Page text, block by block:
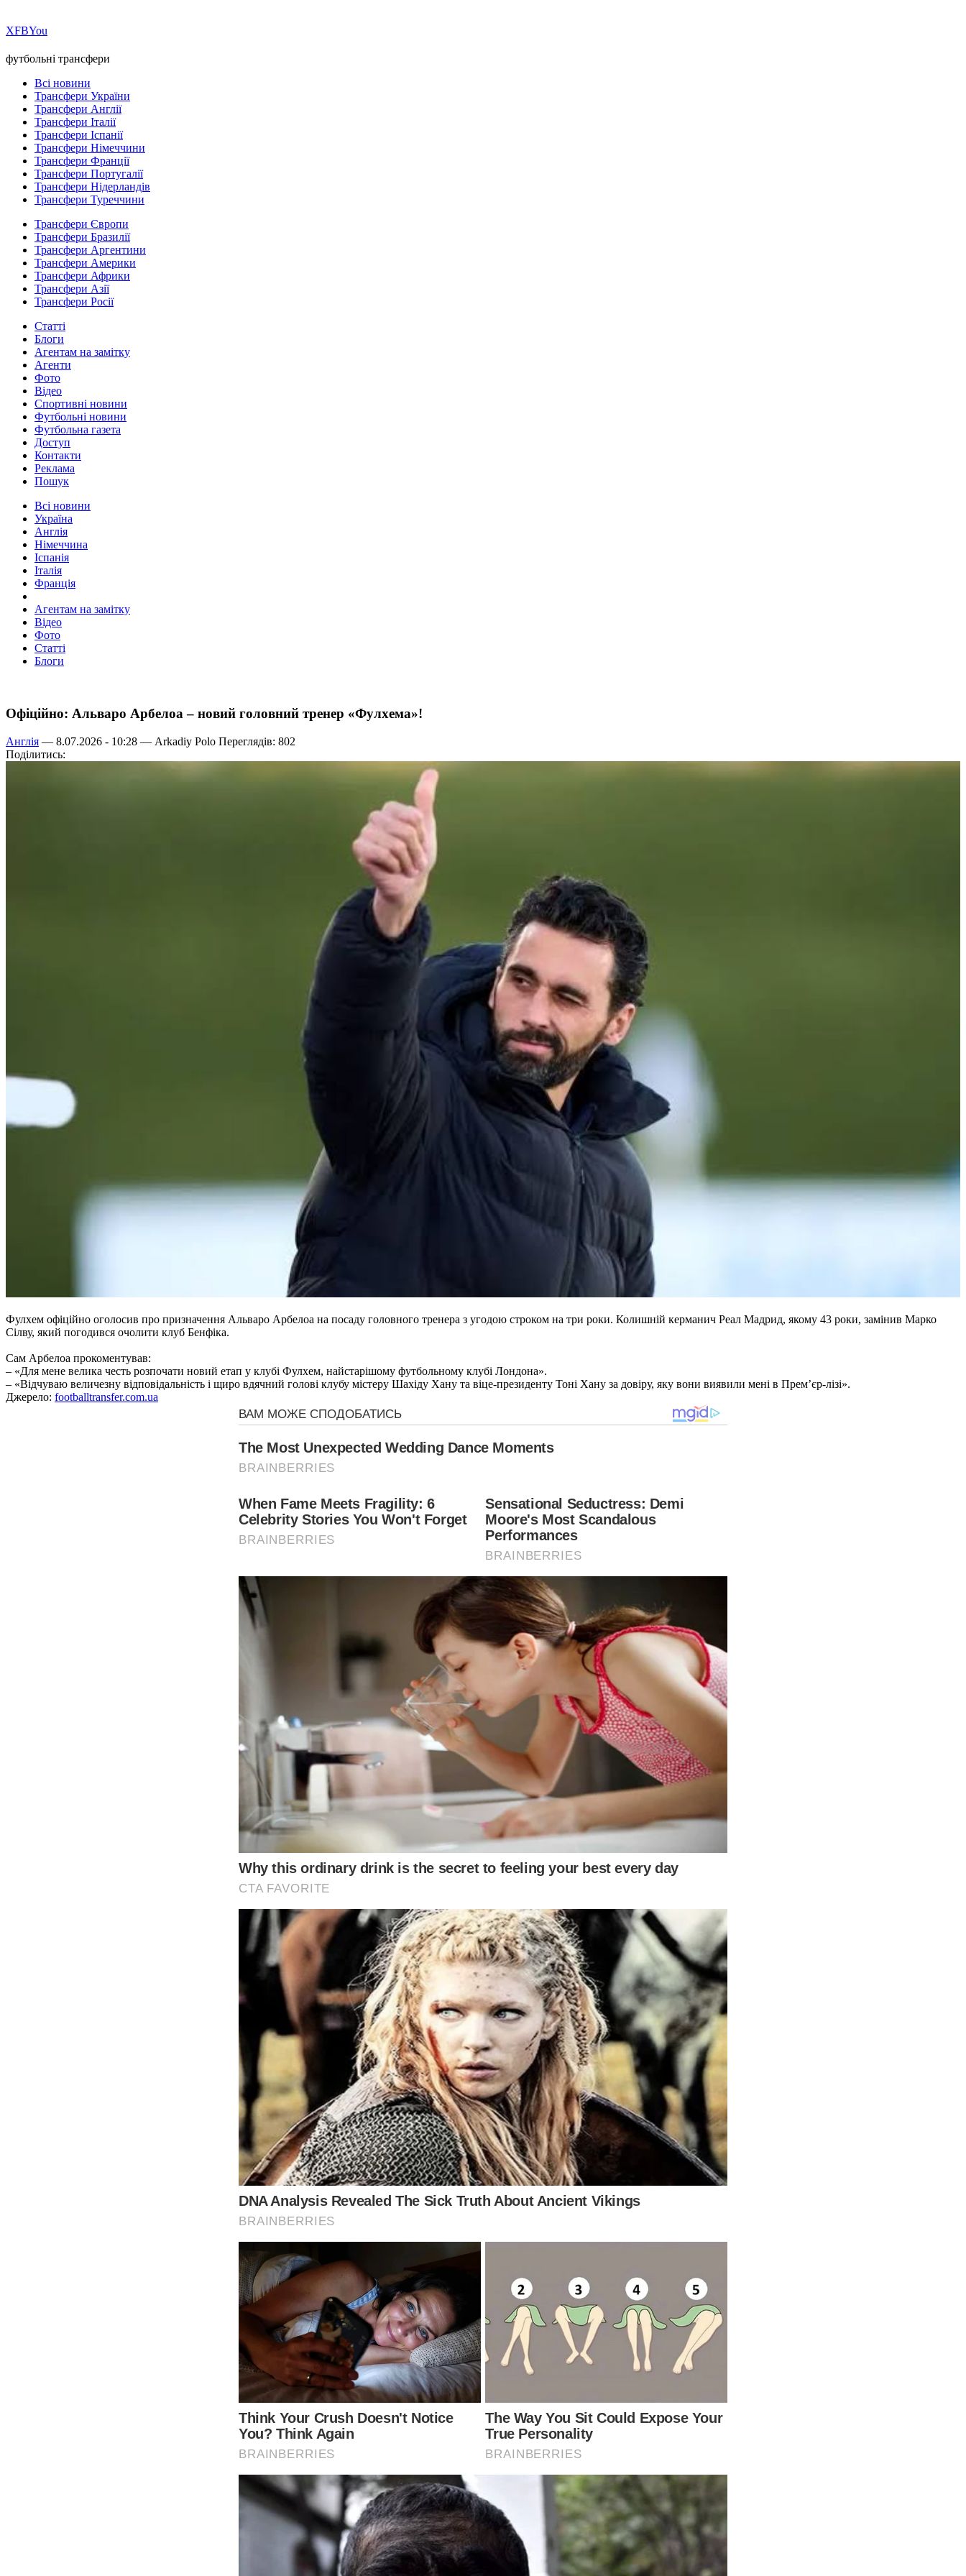
ХFBYou
футбольні трансфери
Всі новини
Трансфери України
Трансфери Англії
Трансфери Італії
Трансфери Іспанії
Трансфери Німеччини
Трансфери Франції
Трансфери Португалії
Трансфери Нідерландів
Трансфери Туреччини
Трансфери Європи
Трансфери Бразилії
Трансфери Аргентини
Трансфери Америки
Трансфери Африки
Трансфери Азії
Трансфери Росії
Статті
Блоги
Агентам на замітку
Агенти
Фото
Відео
Спортивні новини
Футбольні новини
Футбольна газета
Доступ
Контакти
Реклама
Пошук
Всі новини
Україна
Англія
Німеччина
Іспанія
Італія
Франція
Агентам на замітку
Відео
Фото
Статті
Блоги
Офіційно: Альваро Арбелоа – новий головний тренер «Фулхема»!
Англія — 8.07.2026 - 10:28 — Arkadiy Polo Переглядів: 802
Поділитись:
Фулхем офіційно оголосив про призначення Альваро Арбелоа на посаду головного тренера з угодою строком на три роки. Колишній керманич Реал Мадрид, якому 43 роки, замінив Марко
Сілву, який погодився очолити клуб Бенфіка.
Сам Арбелоа прокоментував:
– «Для мене велика честь розпочати новий етап у клубі Фулхем, найстарішому футбольному клубі Лондона».
– «Відчуваю величезну відповідальність і щиро вдячний голові клубу містеру Шахіду Хану та віце-президенту Тоні Хану за довіру, яку вони виявили мені в Прем’єр-лізі».
Джерело: footballtransfer.com.ua